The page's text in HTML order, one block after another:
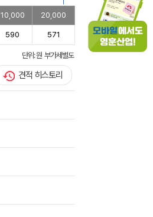
10,000 20,000
590 571
단위: 원 부가세별도
견적 히스토리